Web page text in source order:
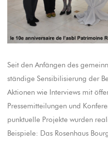
Seit den Anfängen des
ständige Sensibilisierung der
Aktionen wie Interviews mit
Pressemitteilungen und
punktuelle Projekte wurden
Beispiele: Das Rosenhaus